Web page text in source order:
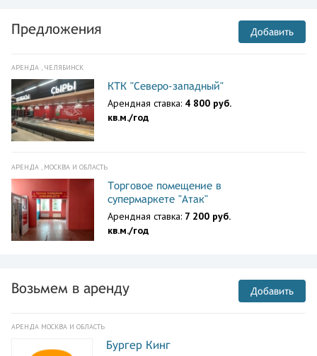
Предложения Добавить
АРЕНДА , ЧЕЛЯБИНСК
КТК "Северо-западный"
Арендная ставка: 4 800 руб.
кв.м./год
АРЕНДА , МОСКВА И ОБЛАСТЬ
Торговое помещение в
супермаркете "Атак"
Арендная ставка: 7 200 руб.
кв.м./год
Возьмем в аренду Добавить
АРЕНДА МОСКВА И ОБЛАСТЬ
Бургер Кинг